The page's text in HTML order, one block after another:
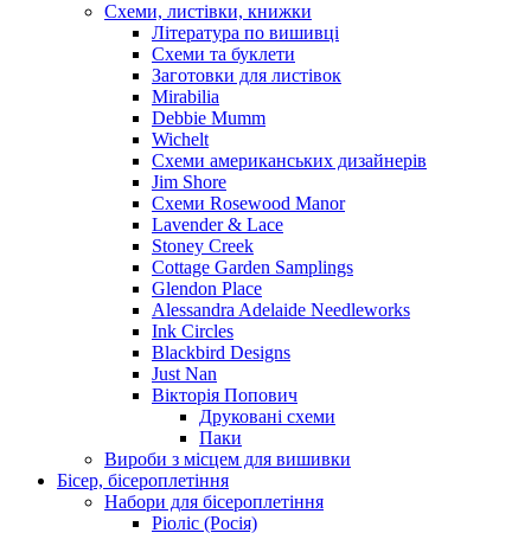
Схеми, листівки, книжки
Література по вишивці
Схеми та буклети
Заготовки для листівок
Mirabilia
Debbie Mumm
Wichelt
Схеми американських дизайнерів
Jim Shore
Cхеми Rosewood Manor
Lavender & Lace
Stoney Creek
Cottage Garden Samplings
Glendon Place
Alessandra Adelaide Needleworks
Ink Circles
Blackbird Designs
Just Nan
Вікторія Попович
Друковані схеми
Паки
Вироби з місцем для вишивки
Бісер, бісероплетіння
Набори для бісероплетіння
Ріоліс (Росія)